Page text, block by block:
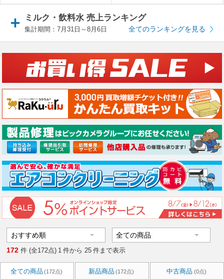
ミルク・飲料水 売上ランキング
集計期間：7月31日～8月6日 全てのランキングを見る
172 件 (全172点) 1 件から 25 件まで表示
全ての商品 (172点) 新品商品 (172点) 中古商品 (0点)